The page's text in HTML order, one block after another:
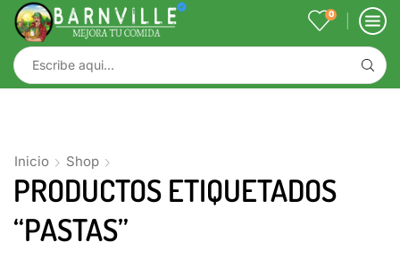
0
Inicio Shop
PRODUCTOS ETIQUETADOS
“PASTAS”